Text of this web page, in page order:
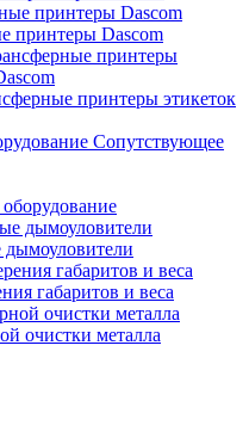
принтеры Dascom
принтеры этикеток
Сопутствующее
габаритов и веса
очистки металла